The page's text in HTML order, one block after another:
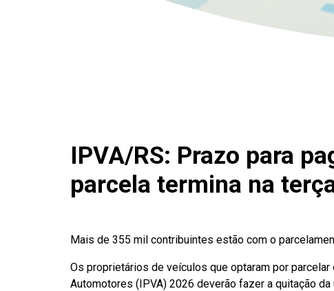
IPVA/RS: Prazo para
parcela termina na
Mais de 355 mil contribuintes estão com o
Os proprietários de veículos que optaram por
Automotores (IPVA) 2026 deverão fazer a quitação